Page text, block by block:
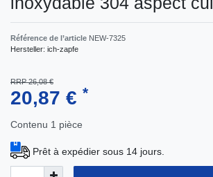
Référence de l’article NEW-7325
Hersteller: ich-zapfe
RRP 26,08 €
20,87 € *
Contenu 1 pièce
Prêt à expédier sous 14 jours.